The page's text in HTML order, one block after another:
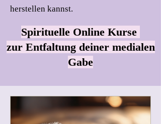
Spirituelle Online Kurse
zur Entfaltung deiner medialen
Gabe
herstellen kannst.